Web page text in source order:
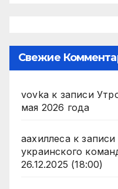
Свежие
vovka к записи
мая 2026 года
аахиллесак записи
украинского
26.12.2025 (18:00)